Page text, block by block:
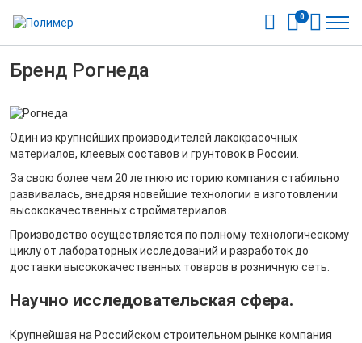
0
Бренд Рогнеда
Один из крупнейших производителей лакокрасочных
материалов, клеевых составов и грунтовок в России.
За свою более чем 20 летнюю историю компания стабильно
развивалась, внедряя новейшие технологии в изготовлении
высококачественных стройматериалов.
Производство осуществляется по полному технологическому
циклу от лабораторных исследований и разработок до
доставки высококачественных товаров в розничную сеть.
Научно исследовательская сфера.
Крупнейшая на Российском строительном рынке компания